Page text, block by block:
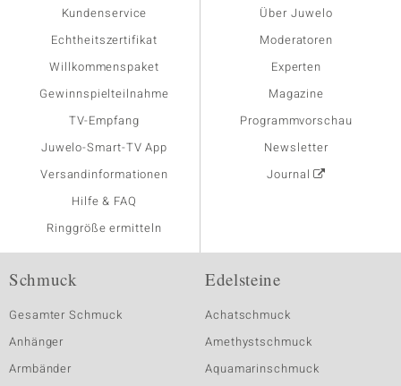
Kundenservice
Echtheitszertifikat
Willkommenspaket
Gewinnspielteilnahme
TV-Empfang
Juwelo-Smart-TV App
Versandinformationen
Hilfe & FAQ
Ringgröße ermitteln
Über Juwelo
Moderatoren
Experten
Magazine
Programmvorschau
Newsletter
Journal
Schmuck
Gesamter Schmuck
Anhänger
Armbänder
Edelsteine
Achatschmuck
Amethystschmuck
Aquamarinschmuck